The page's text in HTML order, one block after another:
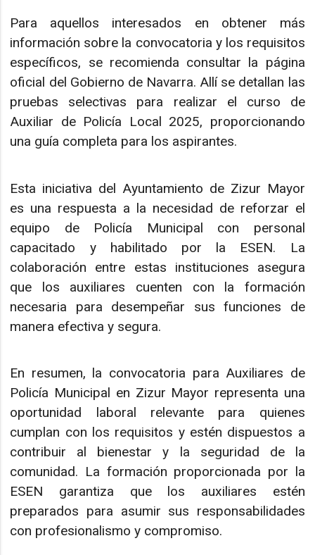
Para aquellos interesados en obtener más
información sobre la convocatoria y los requisitos
específicos, se recomienda consultar la página
oficial del Gobierno de Navarra. Allí se detallan las
pruebas selectivas para realizar el curso de
Auxiliar de Policía Local 2025, proporcionando
una guía completa para los aspirantes.
Esta iniciativa del Ayuntamiento de Zizur Mayor
es una respuesta a la necesidad de reforzar el
equipo de Policía Municipal con personal
capacitado y habilitado por la ESEN. La
colaboración entre estas instituciones asegura
que los auxiliares cuenten con la formación
necesaria para desempeñar sus funciones de
manera efectiva y segura.
En resumen, la convocatoria para Auxiliares de
Policía Municipal en Zizur Mayor representa una
oportunidad laboral relevante para quienes
cumplan con los requisitos y estén dispuestos a
contribuir al bienestar y la seguridad de la
comunidad. La formación proporcionada por la
ESEN garantiza que los auxiliares estén
preparados para asumir sus responsabilidades
con profesionalismo y compromiso.